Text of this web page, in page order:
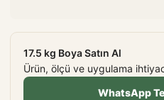
17.5 kg Boya Satın Al
Ürün, ölçü ve uygulama
WhatsApp